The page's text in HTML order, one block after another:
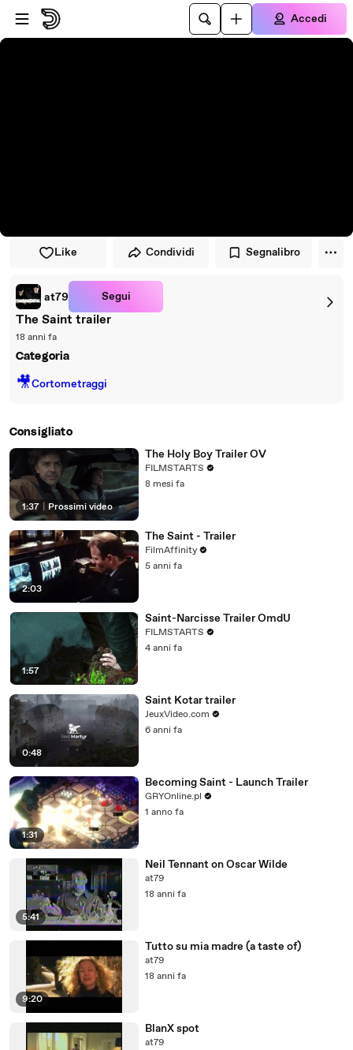
Vai al lettore
Passa al contenuto principale
Accedi
Like Condividi Segnalibro
at79 Segui
The Saint trailer
18 anni fa
Categoria
🎥Cortometraggi
Consigliato
1:37 Prossimi video
The Holy Boy Trailer OV
FILMSTARTS
8 mesi fa
2:03
The Saint - Trailer
FilmAffinity
5 anni fa
1:57
Saint-Narcisse Trailer OmdU
FILMSTARTS
4 anni fa
0:48
Saint Kotar trailer
JeuxVideo.com
6 anni fa
1:31
Becoming Saint - Launch Trailer
GRYOnline.pl
1 anno fa
5:41
Neil Tennant on Oscar Wilde
at79
18 anni fa
9:20
Tutto su mia madre (a taste of)
at79
18 anni fa
BlanX spot
at79